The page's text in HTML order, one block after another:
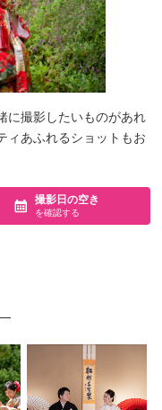
に撮影したいものがあれ
ィあふれるショットもお
撮影日の空き
を確認する